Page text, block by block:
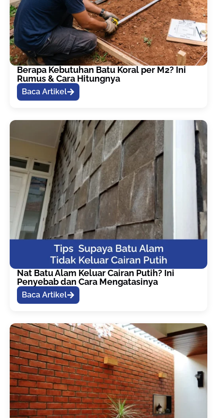
Berapa Kebutuhan Batu Koral per M2? Ini
Rumus & Cara Hitungnya
Baca Artikel
Nat Batu Alam Keluar Cairan Putih? Ini
Penyebab dan Cara Mengatasinya
Baca Artikel